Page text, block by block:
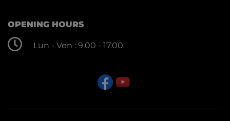
OPENING HOURS
Lun - Ven : 9.00 - 17.00